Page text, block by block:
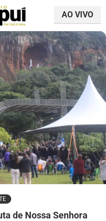
AO VIVO
de Nossa Senhora